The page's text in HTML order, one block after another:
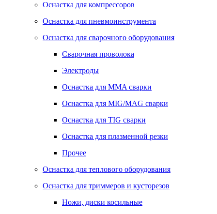
Оснастка для компрессоров
Оснастка для пневмоинструмента
Оснастка для сварочного оборудования
Сварочная проволока
Электроды
Оснастка для MMA сварки
Оснастка для MIG/MAG сварки
Оснастка для TIG сварки
Оснастка для плазменной резки
Прочее
Оснастка для теплового оборудования
Оснастка для триммеров и кусторезов
Ножи, диски косильные